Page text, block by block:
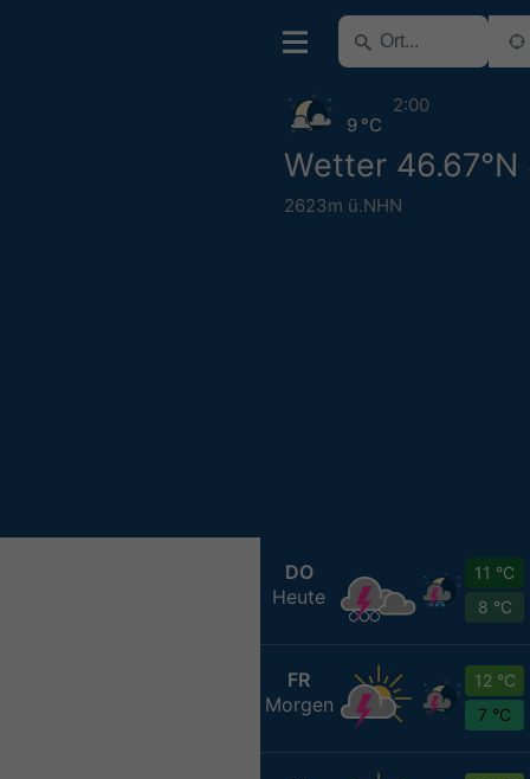
Wetter 46.67°N
2623m ü.NHN
9 °C
2:00
DO
Heute
11 °C
8 °C
FR
Morgen
12 °C
7 °C